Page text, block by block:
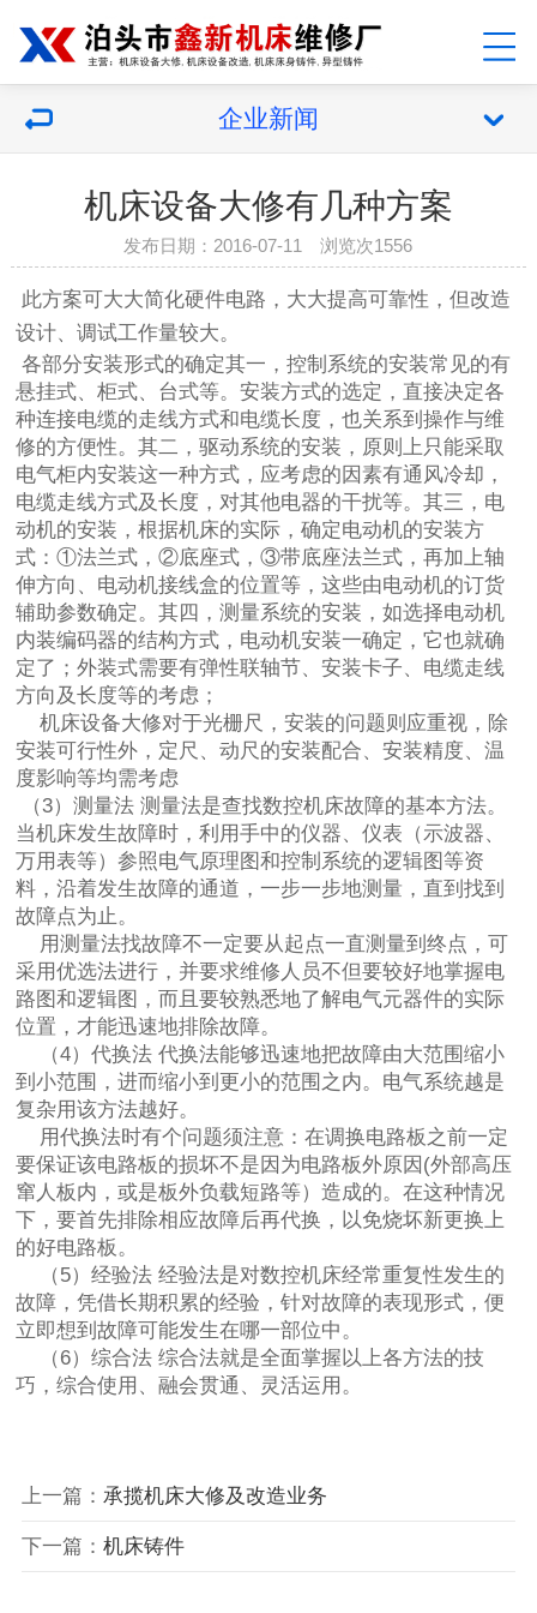
企业新闻
机床设备大修有几种方案
发布日期：2016-07-11 浏览次1556
此方案可大大简化硬件电路，大大提高可靠性，但改造
设计、调试工作量较大。
各部分安装形式的确定其一，控制系统的安装常见的有
悬挂式、柜式、台式等。安装方式的选定，直接决定各
种连接电缆的走线方式和电缆长度，也关系到操作与维
修的方便性。其二，驱动系统的安装，原则上只能采取
电气柜内安装这一种方式，应考虑的因素有通风冷却，
电缆走线方式及长度，对其他电器的干扰等。其三，电
动机的安装，根据机床的实际，确定电动机的安装方
式：①法兰式，②底座式，③带底座法兰式，再加上轴
伸方向、电动机接线盒的位置等，这些由电动机的订货
辅助参数确定。其四，测量系统的安装，如选择电动机
内装编码器的结构方式，电动机安装一确定，它也就确
定了；外装式需要有弹性联轴节、安装卡子、电缆走线
方向及长度等的考虑；
机床设备大修对于光栅尺，安装的问题则应重视，除
安装可行性外，定尺、动尺的安装配合、安装精度、温
度影响等均需考虑
（3）测量法 测量法是查找数控机床故障的基本方法。
当机床发生故障时，利用手中的仪器、仪表（示波器、
万用表等）参照电气原理图和控制系统的逻辑图等资
料，沿着发生故障的通道，一步一步地测量，直到找到
故障点为止。
用测量法找故障不一定要从起点一直测量到终点，可
采用优选法进行，并要求维修人员不但要较好地掌握电
路图和逻辑图，而且要较熟悉地了解电气元器件的实际
位置，才能迅速地排除故障。
（4）代换法 代换法能够迅速地把故障由大范围缩小
到小范围，进而缩小到更小的范围之内。电气系统越是
复杂用该方法越好。
用代换法时有个问题须注意：在调换电路板之前一定
要保证该电路板的损坏不是因为电路板外原因(外部高压
窜人板内，或是板外负载短路等）造成的。在这种情况
下，要首先排除相应故障后再代换，以免烧坏新更换上
的好电路板。
（5）经验法 经验法是对数控机床经常重复性发生的
故障，凭借长期积累的经验，针对故障的表现形式，便
立即想到故障可能发生在哪一部位中。
（6）综合法 综合法就是全面掌握以上各方法的技
巧，综合使用、融会贯通、灵活运用。
上一篇： 承揽机床大修及改造业务
下一篇： 机床铸件